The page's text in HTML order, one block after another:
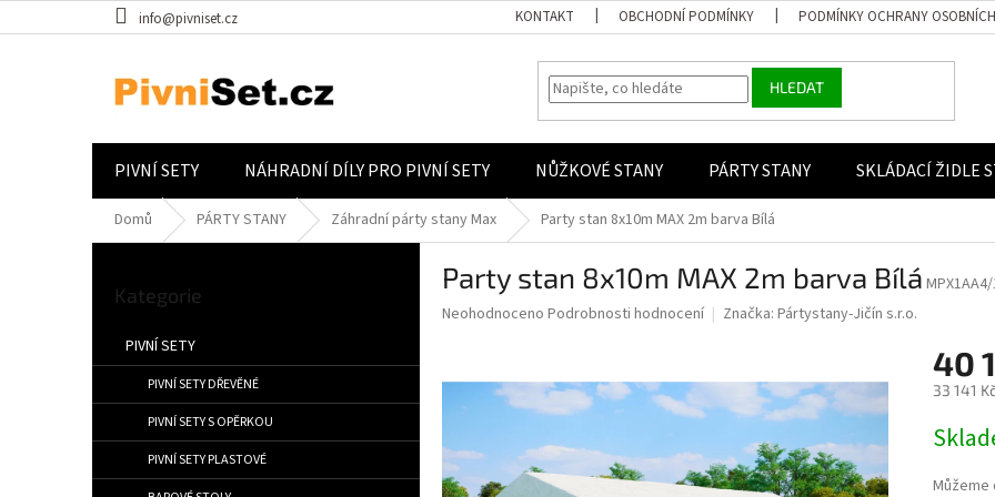
info@pivniset.cz KONTAKT OBCHODNÍ PODMÍNKY PODMÍNKY OCHRANY OSOBNÍCH
HLEDAT
PIVNÍ SETY NÁHRADNÍ DÍLY PRO PIVNÍ SETY NŮŽKOVÉ STANY PÁRTY STANY SKLÁDACÍ ŽIDLE
Domů PÁRTY STANY Záhradní párty stany Max Party stan 8x10m MAX 2m barva Bílá
Kategorie
PIVNÍ SETY
PIVNÍ SETY DŘEVĚNÉ
PIVNÍ SETY S OPĚRKOU
PIVNÍ SETY PLASTOVÉ
Party stan 8x10m MAX 2m barva Bílá
Průměrné hodnocení produktu je 0,0 z 5 hvězdiček.
Neohodnoceno Podrobnosti hodnocení Značka: Pártystany-Jičín s.r.o.
40
33 141
Můžeme